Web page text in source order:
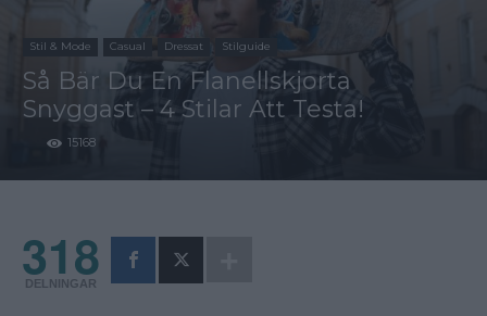
Stil & Mode Casual Dressat Stilguide
Så Bär Du En Flanellskjorta
Snyggast – 4 Stilar Att Testa!
15168
318
DELNINGAR